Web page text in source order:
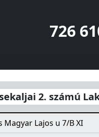
726
2. számú
Magyar Lajos u 7/B XI